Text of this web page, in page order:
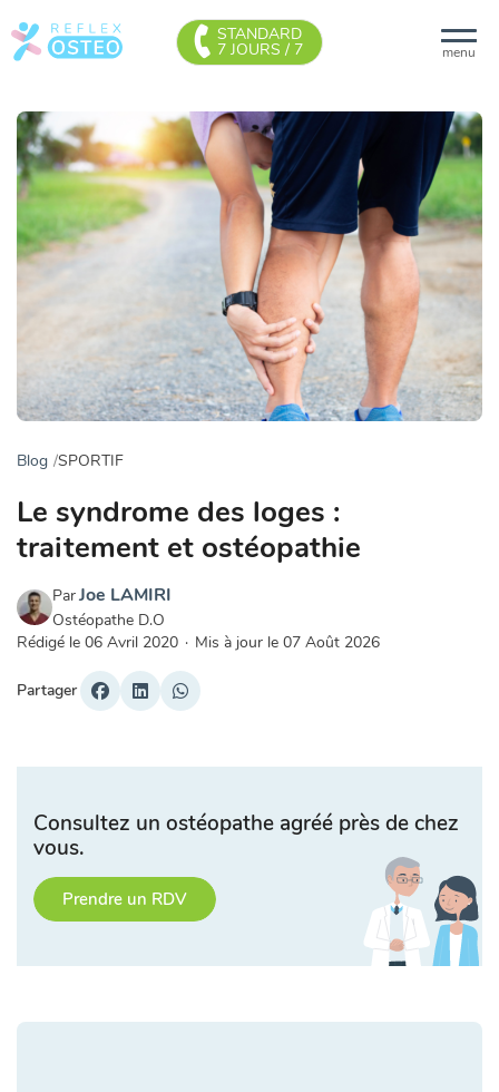
menu
STANDARD
7 JOURS / 7
Blog SPORTIF
Le syndrome des loges :
traitement et ostéopathie
ParJoe LAMIRI
Ostéopathe D.O
Rédigé le 06 Avril 2020 · Mis à jour le 07 Août 2026
Partager
Consultez un ostéopathe agréé près de chez
vous.
Prendre un RDV